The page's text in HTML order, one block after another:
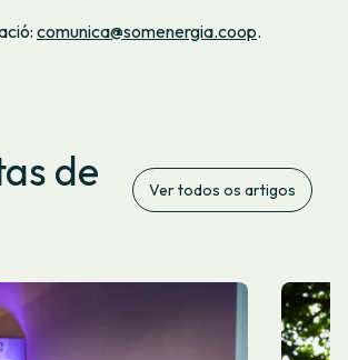
comunica@somenergia.coop.
de Ver todos os artigos